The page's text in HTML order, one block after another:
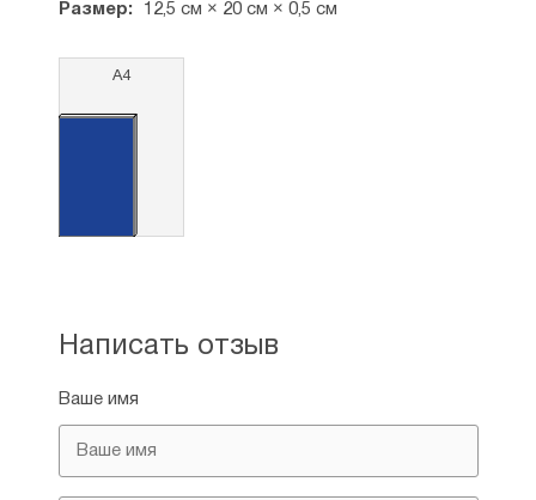
Размер: 12,5 см × 20 см × 0,5 см
А4
Написать отзыв
Ваше имя